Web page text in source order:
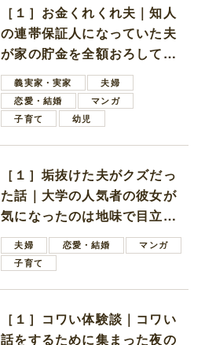
［１］お金くれくれ夫｜知人
の連帯保証人になっていた夫
が家の貯金を全額おろしてほ
しいと言ってきた
義実家・実家
夫婦
恋愛・結婚
マンガ
子育て
幼児
［１］垢抜けた夫がクズだっ
た話｜大学の人気者の彼女が
気になったのは地味で目立た
ない男子学生
夫婦 恋愛・結婚
マンガ
子育て
［１］コワい体験談｜コワい
話をするために集まった夜の